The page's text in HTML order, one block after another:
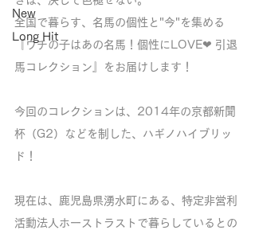
New
Long Hit
全国で暮らす、名馬の個性と"今"を集める
『ウチの子はあの名馬！個性にLOVE❤︎ 引退
馬コレクション』をお届けします！
今回のコレクションは、2014年の京都新聞
杯（G2）などを制した、ハギノハイブリッ
ド！
現在は、鹿児島県湧水町にある、特定非営利
活動法人ホーストラストで暮らしているとの